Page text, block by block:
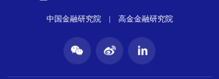
中国金融研究院 | 高金金融研究院